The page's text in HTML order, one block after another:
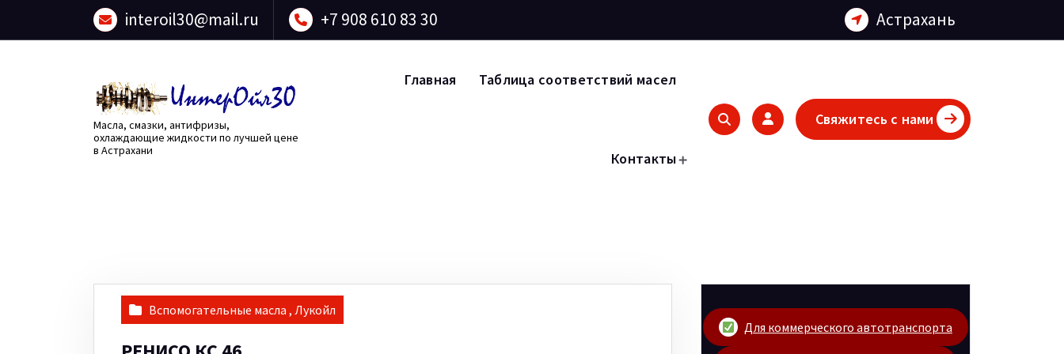
interoil30@mail.ru +7 908 610 83 30 Астрахань
Масла, смазки, антифризы,
охлаждающие жидкости по лучшей цене
в Астрахани
Главная Таблица соответствий масел
Контакты
Свяжитесь с нами
Вспомогательные масла , Лукойл
Для коммерческого автотранспорта